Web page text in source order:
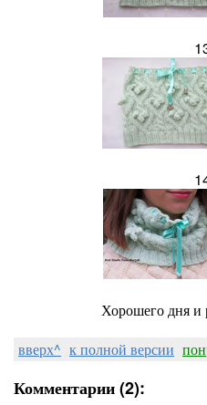
Хорошего дня и
вверх^ к полной версии
Комментарии (2):